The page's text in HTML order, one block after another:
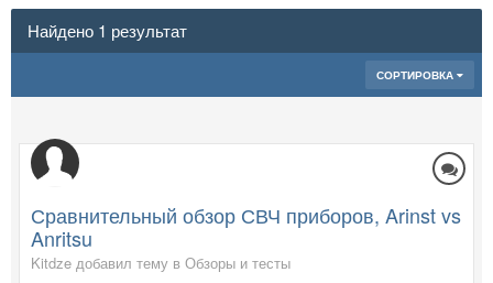
Найдено 1 результат
СОРТИРОВКА
Сравнительный обзор СВЧ приборов, Arinst vs
Anritsu
Kitdze добавил тему в Обзоры и тесты